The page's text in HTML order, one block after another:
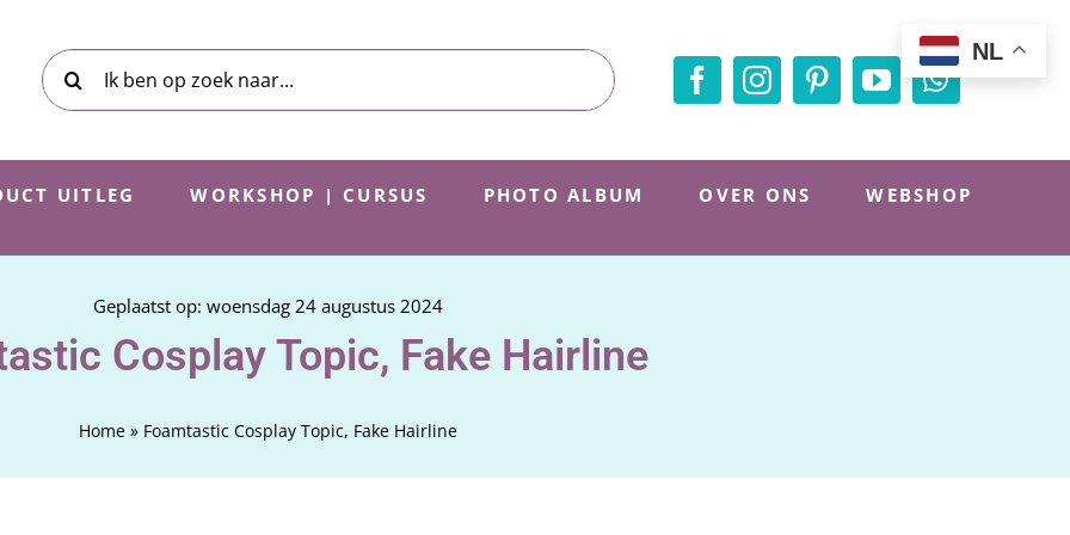
Zoeken
naar:
UITLEG WORKSHOP | CURSUS PHOTO ALBUM OVER ONS WEBSHOP
Geplaatst op: woensdag 24 augustus 2024
Cosplay Topic, Fake Hairline
Home» Foamtastic Cosplay Topic, Fake Hairline
NL